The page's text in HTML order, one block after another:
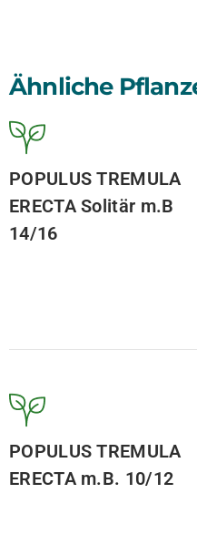
Ähnliche
POPULUS TREMULA
ERECTA Solitär m.B
14/16
POPULUS TREMULA
ERECTA m.B. 10/12